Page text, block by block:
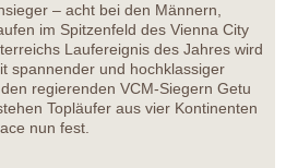
– acht bei den Männern,
im Spitzenfeld des Vienna City
Laufereignis des Jahres wird
spannender und hochklassiger
regierenden VCM-Siegern Getu
Topläufer aus vier Kontinenten
nun fest.